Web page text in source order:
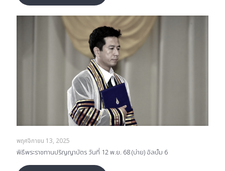
พฤศจิกายน 13, 2025
พิธีพระราชทานปริญญาบัตร วันที่ 12 พ.ย. 68 (บ่าย) อัลบั้ม 6